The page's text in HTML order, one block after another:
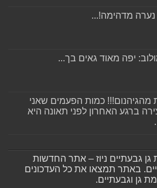
נערה מדהימה!...
יפה מאוד גאים בך...
מהגיהנום!!! כמות הפעמים שאני
ברגע האחרון לפני תאונה היא
גבעתיים ניוז – אתר החדשות
באתר תמצאו את כל העדכונים
גן וגבעתיים.